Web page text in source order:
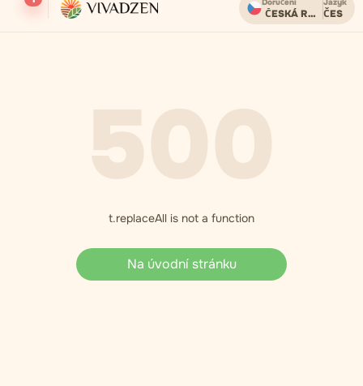
Doprava zdarma u objednávek nad 2000 CZK.ČESKÁ REPUBLIKA
ČES
t.replaceAll is not a function
Na úvodní stránku